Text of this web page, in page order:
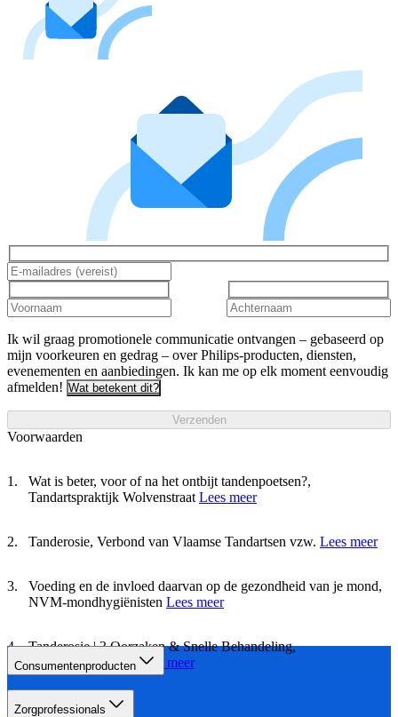
Ik wil graag promotionele communicatie ontvangen – gebaseerd op
mijn voorkeuren en gedrag – over Philips-producten, diensten,
evenementen en aanbiedingen. Ik kan me op elk moment eenvoudig
afmelden! Wat betekent dit?
Verzenden
Voorwaarden
Wat is beter, voor of na het ontbijt tandenpoetsen?,
Tandartspraktijk Wolvenstraat Lees meer
Tanderosie, Verbond van Vlaamse Tandartsen vzw. Lees meer
Voeding en de invloed daarvan op de gezondheid van je mond,
NVM-mondhygiënisten Lees meer
Tanderosie | 3 Oorzaken & Snelle Behandeling,
Vraagdetandarts.nl Lees meer
Consumentenproducten
Zorgprofessionals